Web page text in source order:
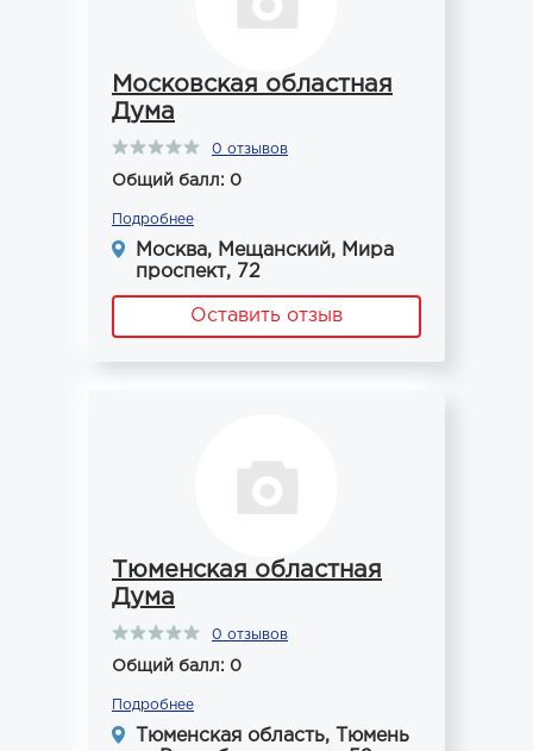
Московская областная
Дума
0 отзывов
Общий балл: 0
Подробнее
Москва, Мещанский, Мира
проспект, 72
Оставить отзыв
Тюменская областная
Дума
0 отзывов
Общий балл: 0
Подробнее
Тюменская область, Тюмень